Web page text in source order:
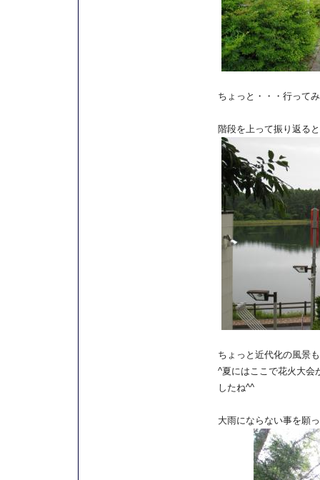
ちょっと・・・行って
階段を上って振り返る
ちょっと近代化の風景
^夏にはここで花火大会
したね^^
大雨にならない事を願